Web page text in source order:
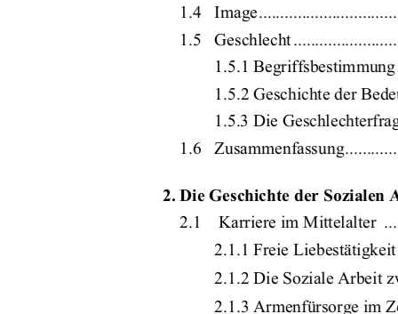
1.4
1.5   Geschlecht
1.5.1
1.5.2 Geschichte der
1.5.3 Die
1.6
2. Die Geschichte der Sozialen
2.1    Karriere im Mittelalter
2.1.1 Freie
2.1.2 Die Soziale Arbeit
2.1.3 Armenfürsorge im